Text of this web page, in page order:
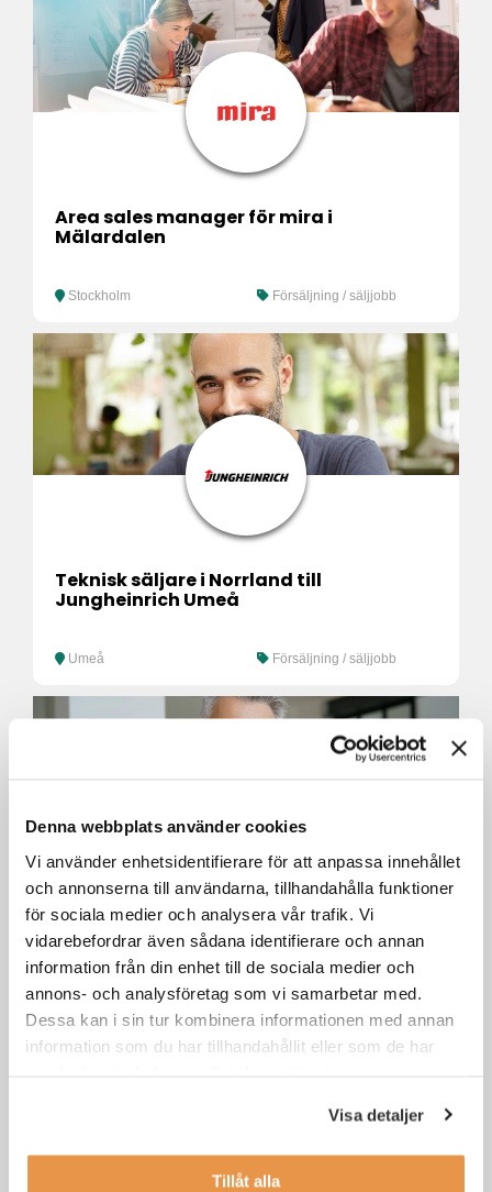
Denna webbplats använder cookies
Vi använder enhetsidentifierare för att anpassa innehållet
och annonserna till användarna, tillhandahålla funktioner
för sociala medier och analysera vår trafik. Vi
vidarebefordrar även sådana identifierare och annan
information från din enhet till de sociala medier och
annons- och analysföretag som vi samarbetar med.
Dessa kan i sin tur kombinera informationen med annan
information som du har tillhandahållit eller som de har
Visa detaljer
Tillåt alla
Area sales manager för mira i
Mälardalen
Stockholm Försäljning / säljjobb
Teknisk säljare i Norrland till
Jungheinrich Umeå
Umeå Försäljning / säljjobb
Senior account manager till
Jungheinrich Östersund
Östersund Försäljning / säljjobb